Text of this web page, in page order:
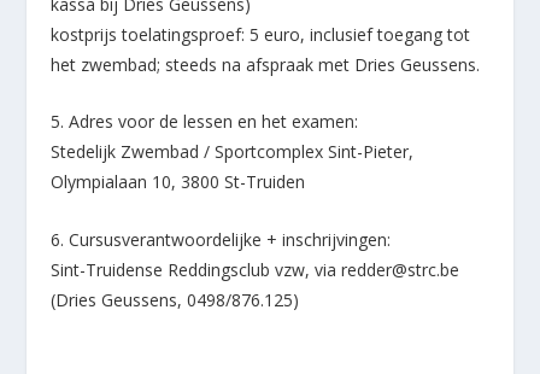
kostprijs toelatingsproef: 5 euro, inclusief toegang tot
het zwembad; steeds na afspraak met Dries Geussens.
5. Adres voor de lessen en het examen:
Stedelijk Zwembad / Sportcomplex Sint-Pieter,
Olympialaan 10, 3800 St-Truiden
6. Cursusverantwoordelijke + inschrijvingen:
Sint-Truidense Reddingsclub vzw, via redder@strc.be
(Dries Geussens, 0498/876.125)